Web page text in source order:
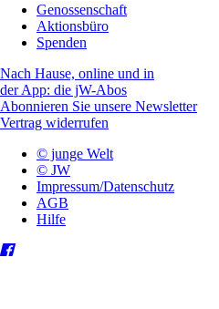
Genossenschaft
Aktionsbüro
Spenden
Nach Hause, online und in
der App: die jW-Abos
Abonnieren Sie unsere Newsletter
Vertrag widerrufen
© junge Welt
© JW
Impressum/Datenschutz
AGB
Hilfe